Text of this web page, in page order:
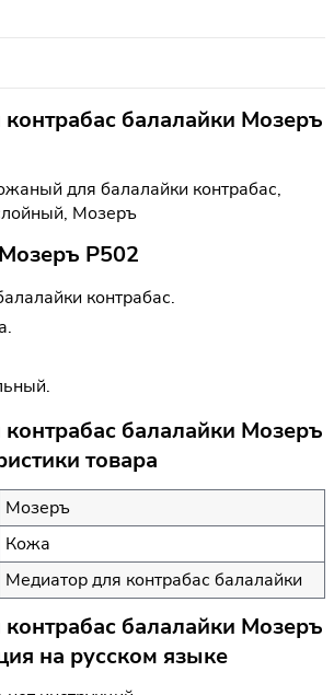
балалайки Мозеръ
для балалайки контрабас,
Мозеръ
P502
контрабас.
балалайки Мозеръ
товара
Мозеръ
Кожа
Медиатор для контрабас балалайки
балалайки Мозеръ
на русском языке